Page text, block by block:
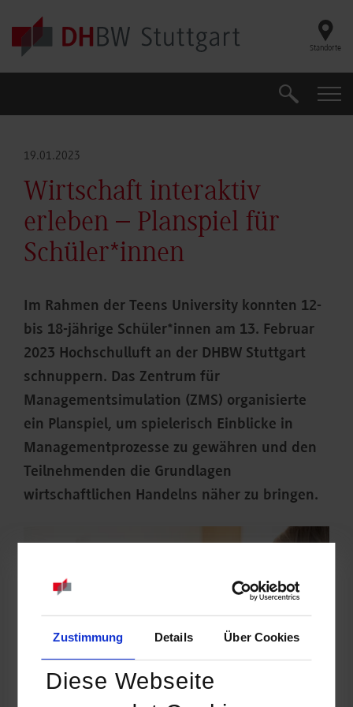
Zustimmung Details Über Cookies
Diese Webseite
Skip to main content
Standorte
Suche
19.01.2023
Wirtschaft interaktiv
erleben – Planspiel für
Schüler*innen
Im Rahmen der Teens University konnten 12-
bis 18-jährige Schüler*innen am 13. Februar
2023 Hochschulluft an der DHBW Stuttgart
schnuppern. Das Zentrum für
Managementsimulation (ZMS) organisierte
ein Planspiel, um spielerisch Einblicke in
Managementprozesse zu gewähren und den
Teilnehmenden die Grundlagen
wirtschaftlichen Handelns näher zu bringen.